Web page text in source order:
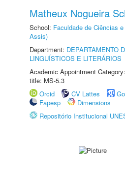
Matheux Nogueira
School: Faculdade de Ciências
Assis)
Department: DEPARTAMENTO
LINGUÍSTICOS E LITERÁRIOS
Academic Appointment
title: MS-5.3
Orcid
CV Lattes
Fapesp
Dimensions
Repositório Institucional